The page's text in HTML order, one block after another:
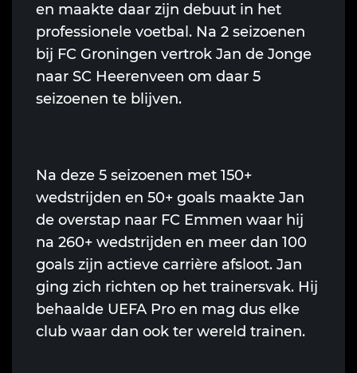
en maakte daar zijn debuut in het
professionele voetbal. Na 2 seizoenen
bij FC Groningen vertrok Jan de Jonge
naar SC Heerenveen om daar 5
seizoenen te blijven.
Na deze 5 seizoenen met 150+
wedstrijden en 50+ goals maakte Jan
de overstap naar FC Emmen waar hij
na 260+ wedstrijden en meer dan 100
goals zijn actieve carrière afsloot. Jan
ging zich richten op het trainersvak. Hij
behaalde UEFA Pro en mag dus elke
club waar dan ook ter wereld trainen.